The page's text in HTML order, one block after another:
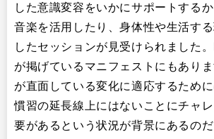
した意識変容をいかにサポートするか
音楽を活用したり、身体性や生活す
したセッションが見受けられました
が掲げているマニフェストにもあり
が直面している変化に適応するため
慣習の延長線上にはないことにチャ
要があるという状況が背景にあるの